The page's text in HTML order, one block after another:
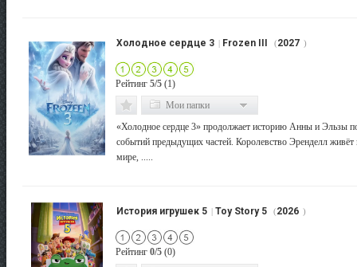
Холодное сердце 3 | Frozen III (2027 )
Рейтинг 5/5 (1)
Мои папки
«Холодное сердце 3» продолжает историю Анны и Эльзы
событий предыдущих частей. Королевство Эренделл живёт
мире, .....
История игрушек 5 | Toy Story 5 (2026 )
Рейтинг 0/5 (0)